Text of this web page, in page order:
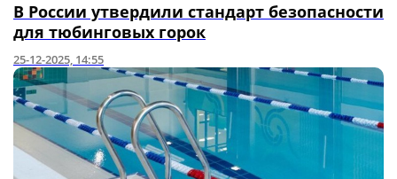
В России утвердили стандарт безопасности
для тюбинговых горок
25-12-2025, 14:55